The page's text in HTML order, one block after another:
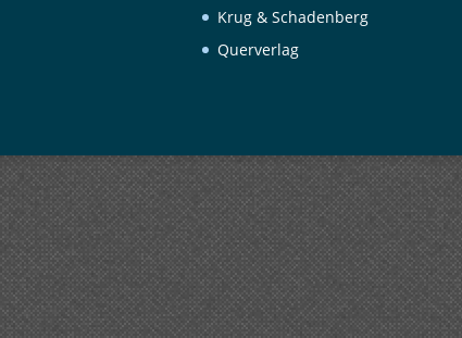
Krug & Schadenberg
Querverlag